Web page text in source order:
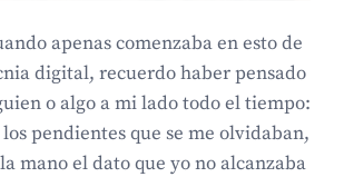
apenas comenzaba en esto de
digital, recuerdo haber pensado
o algo a mi lado todo el tiempo:
pendientes que se me olvidaban,
mano el dato que yo no alcanzaba